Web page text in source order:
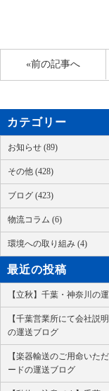
«前の記事へ
カテゴリー
お知らせ (89)
その他 (428)
ブログ (423)
物流コラム (6)
環境への取り組み (4)
最近の投稿
【立秋】千葉・神奈川の
【千葉営業所にて会社説
の運送ブログ
【楽器輸送のご用命いた
ードの運送ブログ